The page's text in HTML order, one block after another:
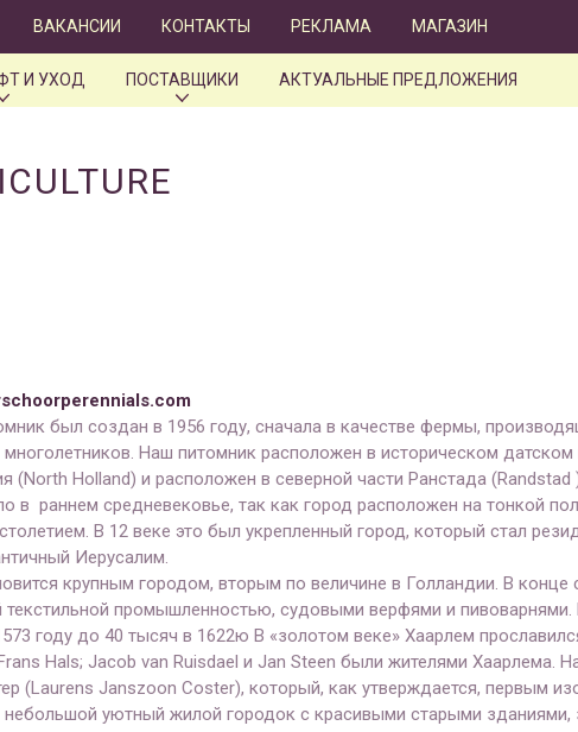
ВАКАНСИИ КОНТАКТЫ РЕКЛАМА МАГАЗИН
И УХОД ПОСТАВЩИКИ АКТУАЛЬНЫЕ ПРЕДЛОЖЕНИЯ
был создан в 1956 году, сначала в качестве фермы,
Наш питомник расположен в историческом
(North Holland) и расположен в северной части Ранстада
в раннем средневековье, так как город расположен на тонкой
В 12 веке это был укрепленный город, который стал
Иерусалим.
крупным городом, вторым по величине в Голландии. В
текстильной промышленностью, судовыми верфями и
году до 40 тысяч в 1622ю В «золотом веке» Хаарлем
Hals; Jacob van Ruisdael и Jan Steen были жителями Хаарлема.
(Laurens Janszoon Coster), который, как утверждается, первым
небольшой уютный жилой городок с красивыми старыми